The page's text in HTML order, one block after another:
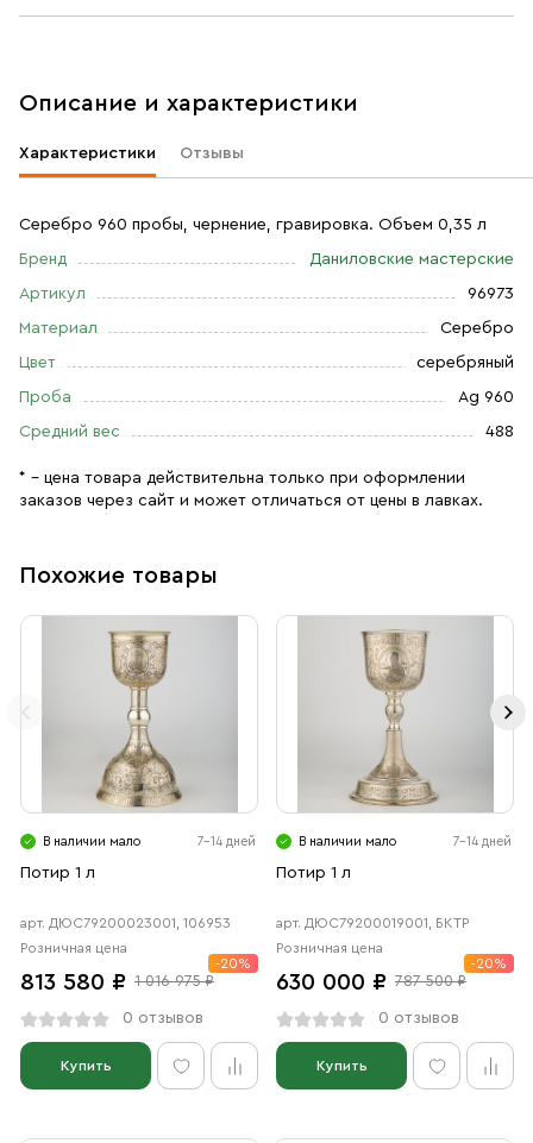
Описание и характеристики
Характеристики Отзывы
Серебро 960 пробы, чернение, гравировка. Объем 0,35 л
Бренд Даниловские мастерские
Артикул 96973
Материал Серебро
Цвет серебряный
Проба Ag 960
Средний вес 488
* – цена товара действительна только при оформлении
заказов через сайт и может отличаться от цены в лавках.
Похожие товары
В наличии мало 7-14 дней
Потир 1 л
арт. ДЮС79200023001, 106953
Розничная цена
813 580 ₽ 1 016 975 ₽
-20%
0 отзывов
Купить
В наличии мало 7-14 дней
Потир 1 л
арт. ДЮС79200019001, БКТР
Розничная цена
630 000 ₽ 787 500 ₽
-20%
0 отзывов
Купить